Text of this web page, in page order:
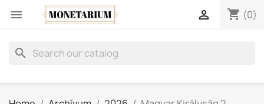
 shopping_cart (0)

search